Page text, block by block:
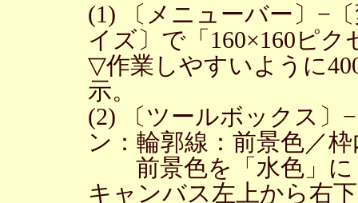
(1) 〔メニューバー〕−
イズ〕で「160×160ピ
▽作業しやすいように
示。
(2) 〔ツールボックス〕
ン：輪郭線：前景色／
前景色を「水色」に
キャンバス左上から右